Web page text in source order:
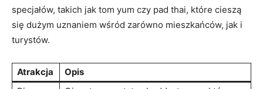
specjałów, takich jak tom yum ⁤czy pad thai, które cieszą
się dużym uznaniem wśród‍ zarówno mieszkańców, jak ‌i⁢
turystów.
Atrakcja
Opis